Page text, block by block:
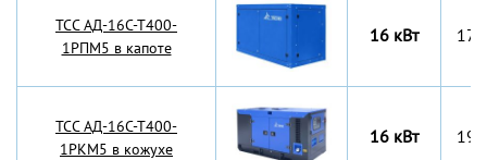
TCC АД-16С-Т400-
1РПМ5 в капоте
16 кВт
TCC АД-16С-Т400-
1РКМ5 в кожухе
16 кВт